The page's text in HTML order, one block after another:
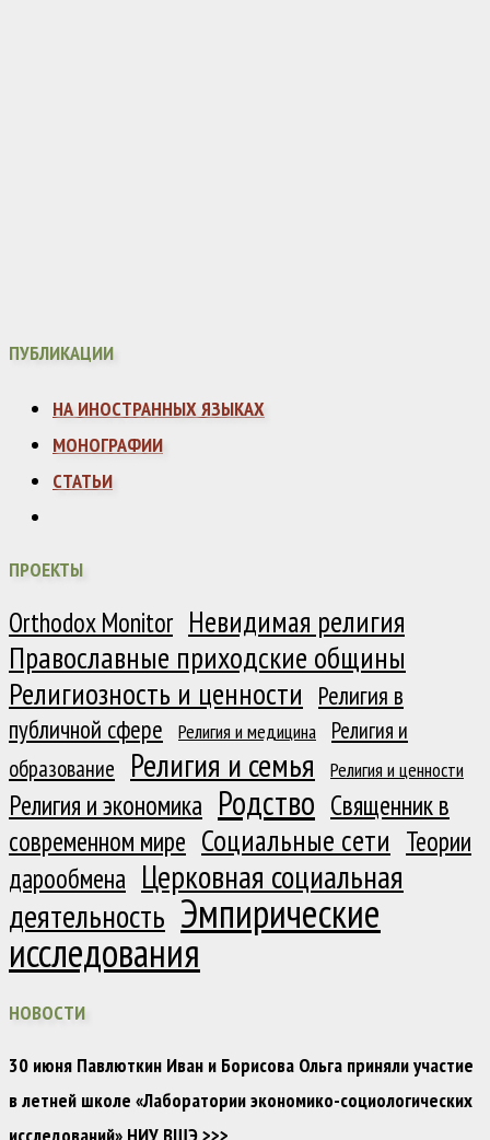
ПУБЛИКАЦИИ
НА ИНОСТРАННЫХ ЯЗЫКАХ
МОНОГРАФИИ
СТАТЬИ
ПРОЕКТЫ
Orthodox Monitor Невидимая религия
Православные приходские общины
Религиозность и ценности Религия в
публичной сфере
Религия и медицина
Религия и
образование
Религия и семья Религия и ценности
Религия и экономика Родство Священник в
современном мире Социальные сети Теории
дарообмена Церковная социальная
деятельность Эмпирические
исследования
НОВОСТИ
30 июня Павлюткин Иван и Борисова Ольга приняли участие
в летней школе «Лаборатории экономико-социологических